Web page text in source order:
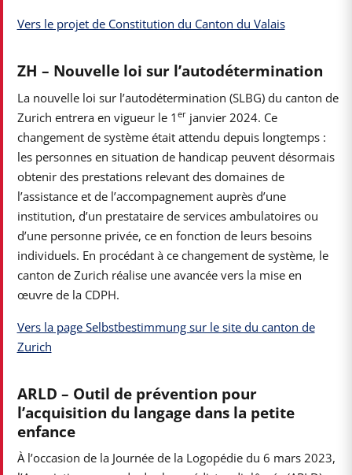
Vers le projet de Constitution du Canton du Valais
ZH – Nouvelle loi sur l’autodétermination
La nouvelle loi sur l’autodétermination (SLBG) du canton de
Zurich entrera en vigueur le 1 erjanvier 2024. Ce
changement de système était attendu depuis longtemps :
les personnes en situation de handicap peuvent désormais
obtenir des prestations relevant des domaines de
l’assistance et de l’accompagnement auprès d’une
institution, d’un prestataire de services ambulatoires ou
d’une personne privée, ce en fonction de leurs besoins
individuels. En procédant à ce changement de système, le
canton de Zurich réalise une avancée vers la mise en
œuvre de la CDPH.
Vers la page Selbstbestimmung sur le site du canton de
Zurich
ARLD – Outil de prévention pour
l’acquisition du langage dans la petite
enfance
À l’occasion de la Journée de la Logopédie du 6 mars 2023,